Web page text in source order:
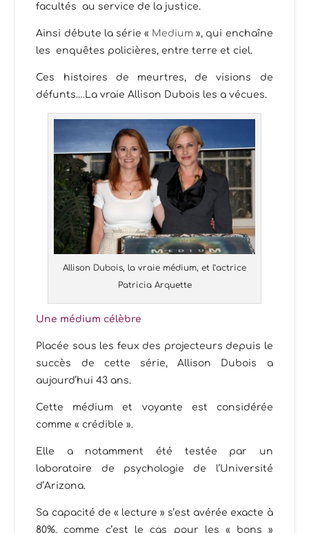
facultés au service de la justice.
Ainsi débute la série « Medium », qui enchaîne
les enquêtes policières, entre terre et ciel.
Ces histoires de meurtres, de visions de
défunts….La vraie Allison Dubois les a vécues.
Allison Dubois, la vraie médium, et l’actrice
Patricia Arquette
Une médium célèbre
Placée sous les feux des projecteurs depuis le
succès de cette série, Allison Dubois a
aujourd’hui 43 ans.
Cette médium et voyante est considérée
comme « crédible ».
Elle a notamment été testée par un
laboratoire de psychologie de l’Université
d’Arizona.
Sa capacité de « lecture » s’est avérée exacte à
80%, comme c’est le cas pour les « bons »